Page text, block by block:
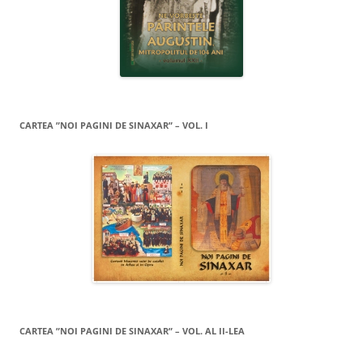
CARTEA ”NOI PAGINI DE SINAXAR” – VOL. I
CARTEA ”NOI PAGINI DE SINAXAR” – VOL. AL II-LEA